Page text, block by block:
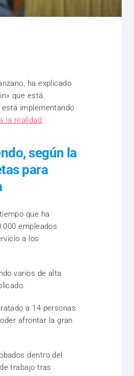
ha explicado
que está
implementando
la realidad.
según la
para
que ha
empleados
a los
varios de alta
a 14 personas
afrontar la gran
dentro del
trabajo tras